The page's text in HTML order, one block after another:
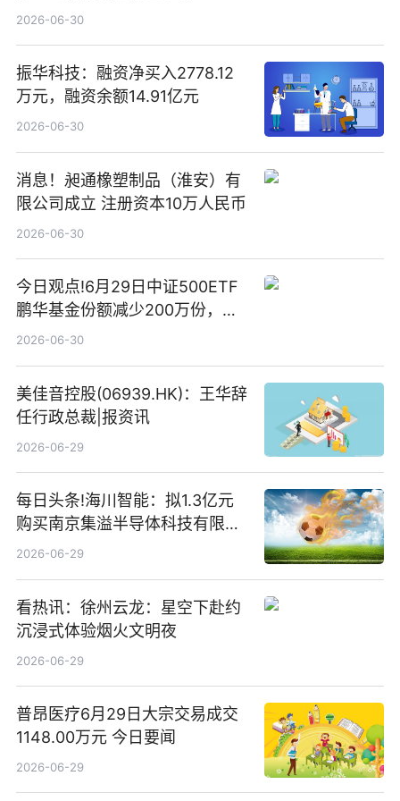
2026-06-30
振华科技：融资净买入2778.12
万元，融资余额14.91亿元
2026-06-30
消息！昶通橡塑制品（淮安）有
限公司成立 注册资本10万人民币
2026-06-30
今日观点!6月29日中证500ETF
鹏华基金份额减少200万份，重
仓股亨通光电、赤峰黄金、佰维
2026-06-30
美佳音控股(06939.HK)：王华辞
任行政总裁|报资讯
2026-06-29
每日头条!海川智能：拟1.3亿元
购买南京集溢半导体科技有限公
司15.3%股权
2026-06-29
看热讯：徐州云龙：星空下赴约
沉浸式体验烟火文明夜
2026-06-29
普昂医疗6月29日大宗交易成交
1148.00万元 今日要闻
2026-06-29